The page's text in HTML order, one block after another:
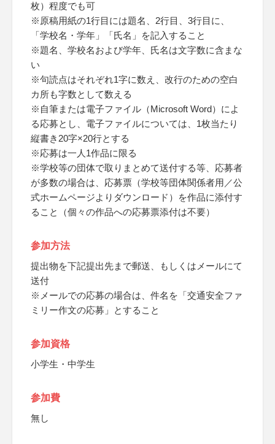
枚）程度でも可
※原稿用紙の1行目には題名、2行目、3行目に、
「学校名・学年」「氏名」を記入すること
※題名、学校名および学年、氏名は文字数に含まな
い
※句読点はそれぞれ1字に数え、改行のための空白
カ所も字数として数える
※自筆または電子ファイル（Microsoft Word）によ
る応募とし、電子ファイルについては、1枚当たり
縦書き20字×20行とする
※応募は一人1作品に限る
※学校等の団体で取りまとめて送付する等、応募者
が多数の場合は、応募票（学校等団体関係者用／公
式ホームページよりダウンロード）を作品に添付す
ること（個々の作品への応募票添付は不要）
参加方法
提出物を下記提出先まで郵送、もしくはメールにて
送付
※メールでの応募の場合は、件名を「交通安全ファ
ミリー作文の応募」とすること
参加資格
小学生・中学生
参加費
無し